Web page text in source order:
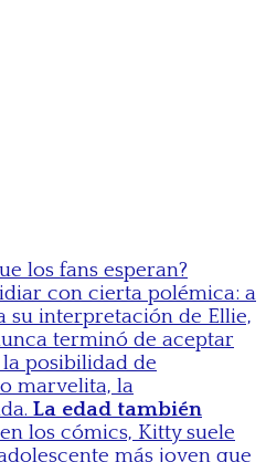
los fans esperan?
con cierta polémica: a
su interpretación de Ellie,
terminó de aceptar
posibilidad de
marvelita, la
La edad también
los cómics, Kitty suele
más joven que